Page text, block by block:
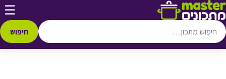
דלג לתוכן ☰
חיפוש
♥ הוספה